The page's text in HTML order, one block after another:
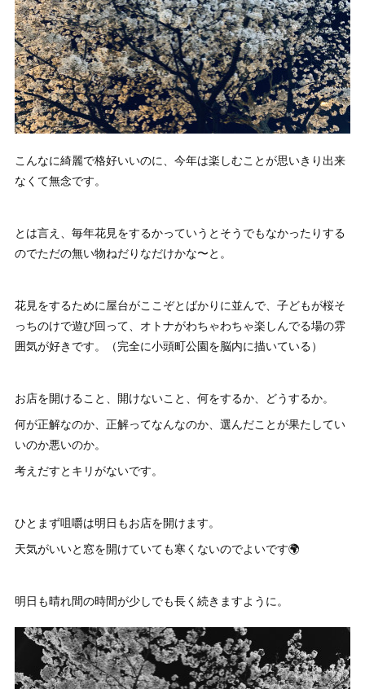
こんなに綺麗で格好いいのに、今年は楽しむことが思いきり出来
なくて無念です。
とは言え、毎年花見をするかっていうとそうでもなかったりする
のでただの無い物ねだりなだけかな〜と。
花見をするために屋台がここぞとばかりに並んで、子どもが桜そ
っちのけで遊び回って、オトナがわちゃわちゃ楽しんでる場の雰
囲気が好きです。（完全に小頭町公園を脳内に描いている）
お店を開けること、開けないこと、何をするか、どうするか。
何が正解なのか、正解ってなんなのか、選んだことが果たしてい
いのか悪いのか。
考えだすとキリがないです。
ひとまず咀嚼は明日もお店を開けます。
天気がいいと窓を開けていても寒くないのでよいです🌍
明日も晴れ間の時間が少しでも長く続きますように。